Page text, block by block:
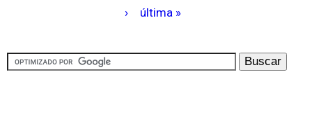
i
n
›
última »